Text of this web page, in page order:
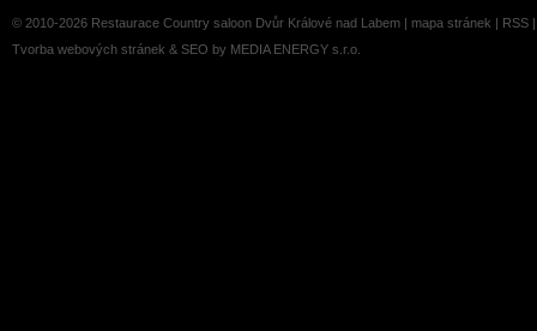
© 2010-2026 Restaurace Country saloon Dvůr Králové nad Labem | mapa stránek | RSS
Tvorba webových stránek & SEO by MEDIA ENERGY s.r.o.